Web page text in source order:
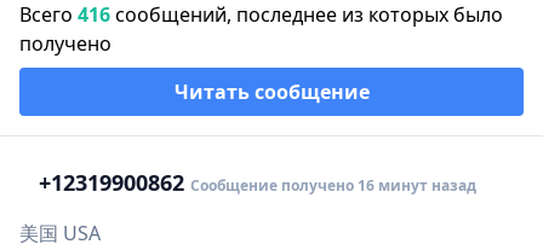
Всего 416сообщений, последнее из которых было
получено
Читать сообщение
+12319900862 Сообщение получено 16 минут назад
美国 USA